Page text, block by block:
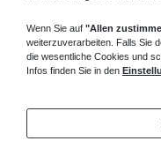
Wenn Sie auf "Allen
weiterzuverarbeiten. Falls Sie
die wesentliche Cookies und
Infos finden Sie in den